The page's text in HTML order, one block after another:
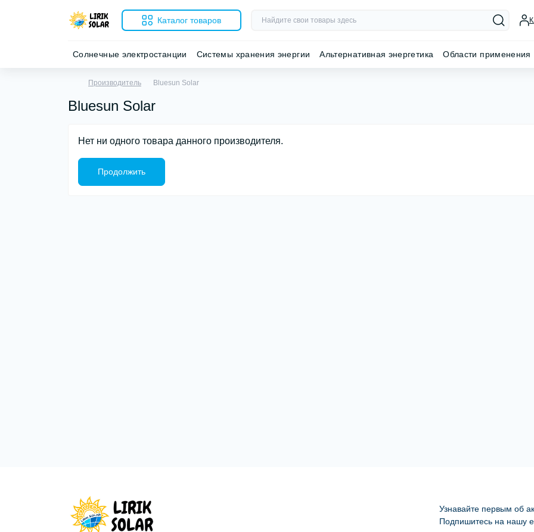
Каталог товаров
Солнечные электростанции Системы хранения энергии Альтернативная энергетика Области применения
Производитель Bluesun Solar
Bluesun Solar
Нет ни одного товара данного производителя.
Продолжить
Узнавайте первым об
Подпишитесь на нашу